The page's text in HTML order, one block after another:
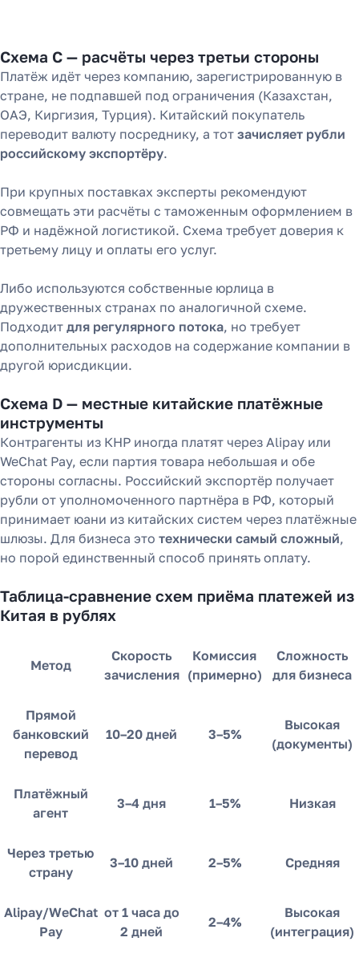
Схема С — расчёты через третьи стороны
Платёж идёт через компанию, зарегистрированную в
стране, не подпавшей под ограничения (Казахстан,
ОАЭ, Киргизия, Турция). Китайский покупатель
переводит валюту посреднику, а тот зачисляет рубли
российскому экспортёру.
При крупных поставках эксперты рекомендуют
совмещать эти расчёты с таможенным оформлением в
РФ и надёжной логистикой. Схема требует доверия к
третьему лицу и оплаты его услуг.
Либо используются собственные юрлица в
дружественных странах по аналогичной схеме.
Подходит для регулярного потока, но требует
дополнительных расходов на содержание компании в
другой юрисдикции.
Схема D — местные китайские платёжные
инструменты
Контрагенты из КНР иногда платят через Alipay или
WeChat Pay, если партия товара небольшая и обе
стороны согласны. Российский экспортёр получает
рубли от уполномоченного партнёра в РФ, который
принимает юани из китайских систем через платёжные
шлюзы. Для бизнеса это технически самый сложный,
но порой единственный способ принять оплату.
Таблица-сравнение схем приёма платежей из
Китая в рублях
Метод
Скорость
зачисления
Комиссия
(примерно)
Сложность
для бизнеса
Прямой
банковский
перевод
10–20 дней 3–5%
Высокая
(документы)
Платёжный
агент
3–4 дня 1–5% Низкая
Через третью
страну
3–10 дней 2–5% Средняя
Alipay/WeChat
Pay
от 1 часа до
2 дней
2–4%
Высокая
(интеграция)